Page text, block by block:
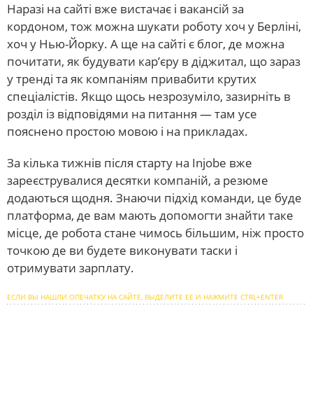
Наразі на сайті вже вистачає і вакансій за
кордоном, тож можна шукати роботу хоч у Берліні,
хоч у Нью-Йорку. А ще на сайті є блог, де можна
почитати, як будувати кар’єру в діджитал, що зараз
у тренді та як компаніям привабити крутих
спеціалістів. Якщо щось незрозуміло, зазирніть в
розділ із відповідями на питання — там усе
пояснено простою мовою і на прикладах.
За кілька тижнів після старту на Injobe вже
зареєструвалися десятки компаній, а резюме
додаються щодня. Знаючи підхід команди, це буде
платформа, де вам мають допомогти знайти таке
місце, де робота стане чимось більшим, ніж просто
точкою де ви будете виконувати таски і
отримувати зарплату.
ЕСЛИ ВЫ НАШЛИ ОПЕЧАТКУ НА САЙТЕ, ВЫДЕЛИТЕ ЕЕ И НАЖМИТЕ CTRL+ENTER